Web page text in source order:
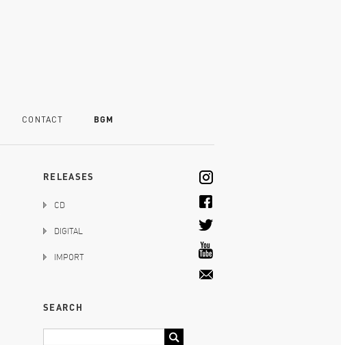
CONTACT BGM
RELEASES
CD
DIGITAL
IMPORT
SEARCH